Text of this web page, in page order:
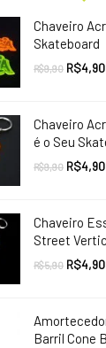
Chaveiro
Skateboard
R$9,90 O
R$9,90.
R$4,90O
Chaveiro
é o Seu
R$9,90 O
R$9,90.
R$4,90O
Chaveiro
Street
R$5,90 O
R$5,90.
R$4,90O
Barril Cone